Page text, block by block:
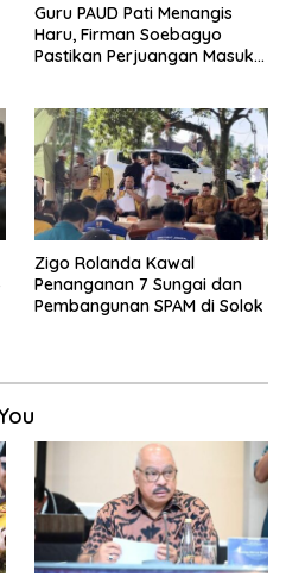
Guru PAUD Pati Menangis
Haru, Firman Soebagyo
Pastikan Perjuangan Masuk
Zigo Rolanda Kawal
Penanganan 7 Sungai dan
Pembangunan SPAM di Solok